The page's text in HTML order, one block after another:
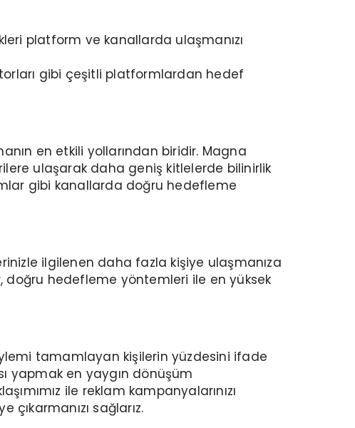
platform ve kanallarda ulaşmanızı
gibi çeşitli platformlardan hedef
en etkili yollarından biridir. Magna
ulaşarak daha geniş kitlelerde bilinirlik
gibi kanallarda doğru hedefleme
ilgilenen daha fazla kişiye ulaşmanıza
doğru hedefleme yöntemleri ile en yüksek
tamamlayan kişilerin yüzdesini ifade
yapmak en yaygın dönüşüm
ile reklam kampanyalarınızı
sağlarız.